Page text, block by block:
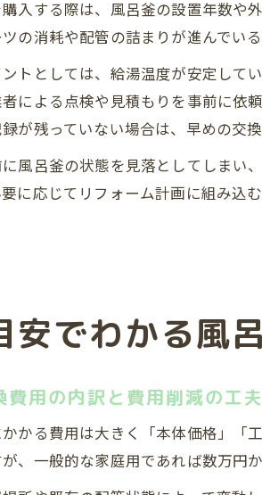
入する際は、風呂釜の設置年数や
の消耗や配管の詰まりが進んでい
トとしては、給湯温度が安定して
による点検や見積もりを事前に依
が残っていない場合は、早めの交
風呂釜の状態を見落としてしまい
に応じてリフォーム計画に組み込
安でわかる風
費用の内訳と費用削減の工夫
かる費用は大きく「本体価格」「
、一般的な家庭用であれば数万円